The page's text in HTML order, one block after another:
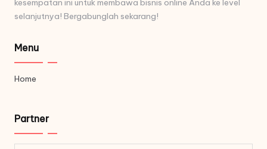
kesempatan ini untuk membawa bisnis online Anda ke level
selanjutnya! Bergabunglah sekarang!
Menu
Home
Partner